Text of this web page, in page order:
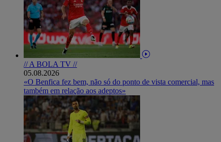
// A BOLA TV //
05.08.2026
«O Benfica fez bem, não só do ponto de vista comercial, mas
também em relação aos adeptos»